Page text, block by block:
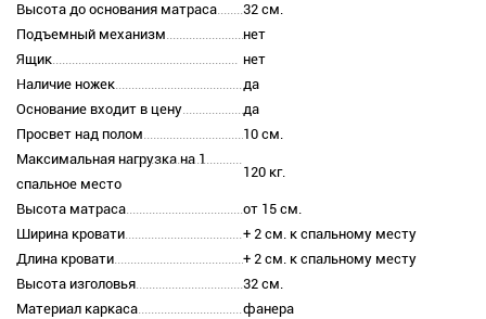
Высота до основания матраса
32 см.
Подъемный механизм
нет
Ящик
нет
Наличие ножек
да
Основание входит в цену
да
Просвет над полом
10 см.
Максимальная нагрузка на 1
спальное место
120 кг.
Высота матраса
от 15 см.
Ширина кровати
+ 2 см. к спальному месту
Длина кровати
+ 2 см. к спальному месту
Высота изголовья
32 см.
Материал каркаса
фанера